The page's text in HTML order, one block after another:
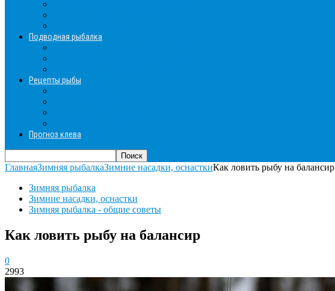
Подводная рыбалка
Рецепты рыбы
Прогноз клева
ГлавнаяЗимняя рыбалкаЗимние насадки, оснасткиКак ловить рыбу на балансир
Зимняя рыбалка
Зимние насадки, оснастки
Зимняя рыбалка - общие советы
Как ловить рыбу на балансир
0
2993